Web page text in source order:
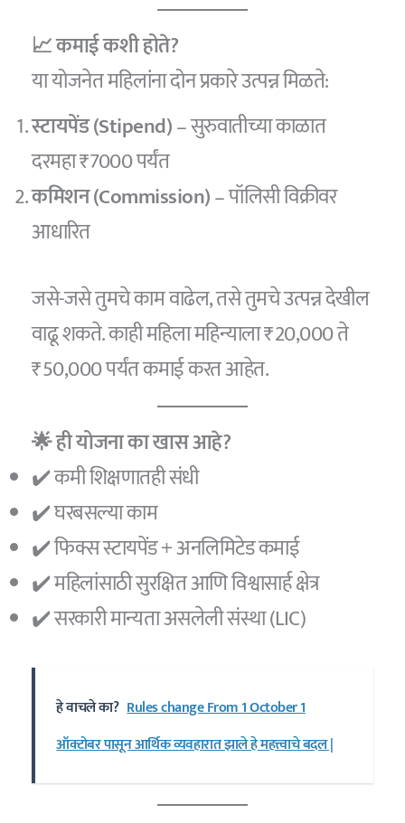
📈 कमाई कशी होते?
या योजनेत महिलांना दोन प्रकारे उत्पन्न मिळते:
स्टायपेंड (Stipend)– सुरुवातीच्या काळात
दरमहा ₹7000 पर्यंत
कमिशन (Commission)– पॉलिसी विक्रीवर
आधारित
जसे-जसे तुमचे काम वाढेल, तसे तुमचे उत्पन्न देखील
वाढू शकते. काही महिला महिन्याला ₹20,000 ते
₹50,000 पर्यंत कमाई करत आहेत.
🌟 ही योजना का खास आहे?
✔️ कमी शिक्षणातही संधी
✔️ घरबसल्या काम
✔️ फिक्स स्टायपेंड + अनलिमिटेड कमाई
✔️ महिलांसाठी सुरक्षित आणि विश्वासार्ह क्षेत्र
✔️ सरकारी मान्यता असलेली संस्था (LIC)
हे वाचले का? Rules change From 1 October 1
ऑक्टोबर पासून आर्थिक व्यवहारात झाले हे महत्त्वाचे बदल |